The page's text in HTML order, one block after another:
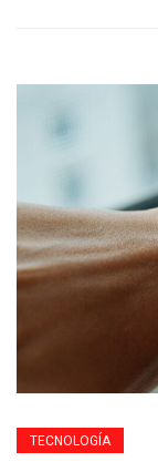
TECNOLOGÍA